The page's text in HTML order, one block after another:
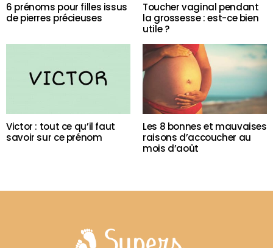
6 prénoms pour filles issus
de pierres précieuses
Toucher vaginal pendant
la grossesse : est-ce bien
utile ?
Victor : tout ce qu’il faut
savoir sur ce prénom
Les 8 bonnes et mauvaises
raisons d’accoucher au
mois d’août